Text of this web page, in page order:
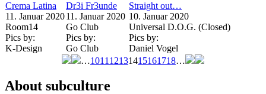
Crema Latina
11. Januar 2020
Room14
Pics by:
K-Design
Dr3i Fr3unde
11. Januar 2020
Go Club
Pics by:
Go Club
Straight out…
10. Januar 2020
Universal D.O.G. (Closed)
Pics by:
Daniel Vogel
…1011 12131415161718…
About subculture